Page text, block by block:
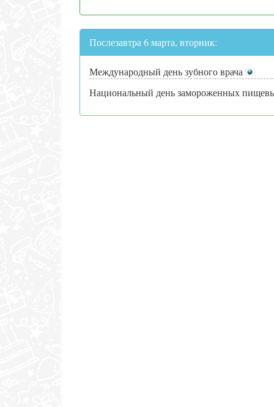
Послезавтра 6 марта, вторник:
Международный день зубного врача
Национальный день замороженных